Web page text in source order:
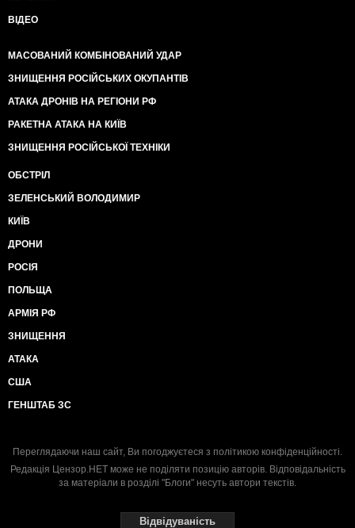
ВІДЕО
МАСОВАНИЙ КОМБІНОВАНИЙ УДАР
ЗНИЩЕННЯ РОСІЙСЬКИХ ОКУПАНТІВ
АТАКА ДРОНІВ НА РЕГІОНИ РФ
РАКЕТНА АТАКА НА КИЇВ
ЗНИЩЕННЯ РОСІЙСЬКОЇ ТЕХНІКИ
ОБСТРІЛ
ЗЕЛЕНСЬКИЙ ВОЛОДИМИР
КИЇВ
ДРОНИ
РОСІЯ
ПОЛЬЩА
АРМІЯ РФ
ЗНИЩЕННЯ
АТАКА
США
ГЕНШТАБ ЗС
Переглядаючи наш сайт, Ви погоджуєтеся з політикою конфіденційності.
Редакція Цензор.НЕТ може не поділяти позицію авторів. Відповідальність
за матеріали в розділі "Блоги" несуть автори текстів.
Відвідуваність